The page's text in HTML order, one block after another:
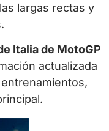
largas rectas y
Italia de MotoGP
actualizada